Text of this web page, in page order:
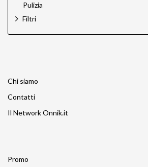
Pulizia
Filtri
Chi siamo
Contatti
Il Network Onnik.it
Promo